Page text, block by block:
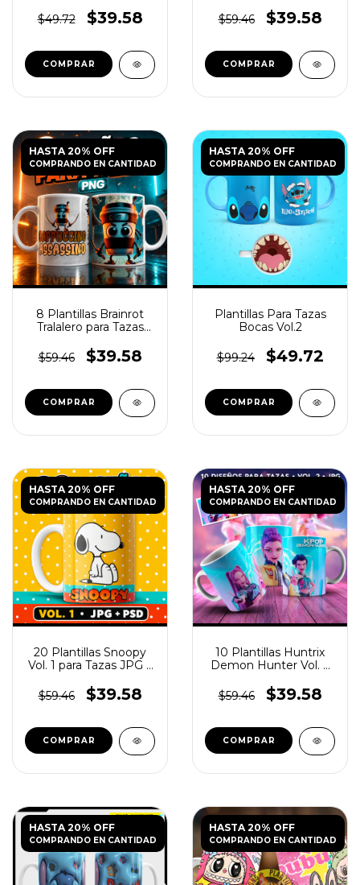
$49.72
$39.58
$59.46
$39.58
HASTA 20% OFF
COMPRANDO EN CANTIDAD
8 Plantillas Brainrot
Tralalero para Tazas
$59.46
$39.58
HASTA 20% OFF
COMPRANDO EN CANTIDAD
Plantillas Para Tazas
Bocas Vol.2
$99.24 $49.72
HASTA 20% OFF
COMPRANDO EN CANTIDAD
20 Plantillas Snoopy
Vol. 1 para Tazas JPG y
$59.46
$39.58
HASTA 20% OFF
COMPRANDO EN CANTIDAD
10 Plantillas Huntrix
Demon Hunter Vol. 2
$59.46
$39.58
HASTA 20% OFF
COMPRANDO EN CANTIDAD
HASTA 20% OFF
COMPRANDO EN CANTIDAD